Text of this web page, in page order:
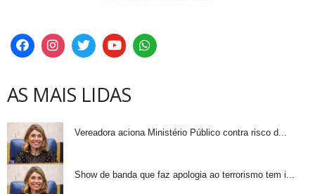
AS MAIS LIDAS
Vereadora aciona Ministério Público contra risco d...
Show de banda que faz apologia ao terrorismo tem i...